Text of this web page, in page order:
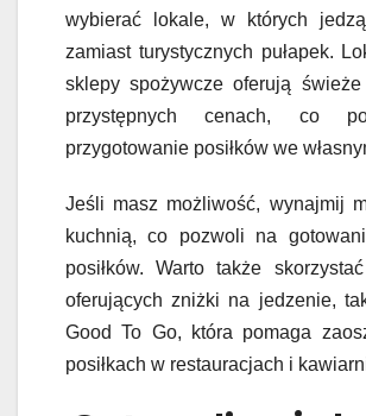
wybierać lokale, w których
zamiast turystycznych pułapek.
sklepy spożywcze oferują
przystępnych cenach, co
przygotowanie posiłków we
Jeśli masz możliwość, wynajmij
kuchnią, co pozwoli na
posiłków. Warto także
oferujących zniżki na jedzenie,
Good To Go, która pomaga
posiłkach w restauracjach i